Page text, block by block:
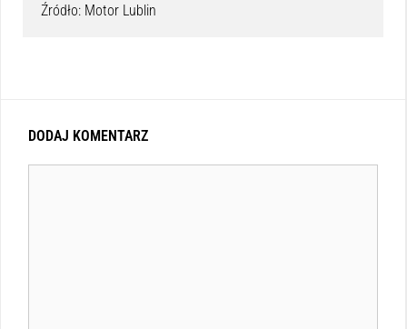
Źródło: Motor Lublin
DODAJ KOMENTARZ